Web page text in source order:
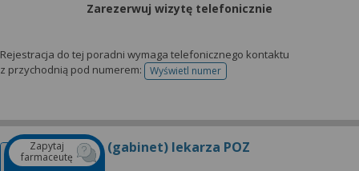
Zarezerwuj wizytę telefonicznie
Rejestracja do tej poradni wymaga telefonicznego kontaktu
z przychodnią pod numerem:
Wyświetl numertelefonu do rejestracji
Poradnia (gabinet) lekarza POZ
Zapytaj
farmaceutę